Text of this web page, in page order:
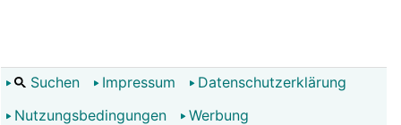
Suchen Impressum
Datenschutzerklärung
Nutzungsbedingungen
Werbung